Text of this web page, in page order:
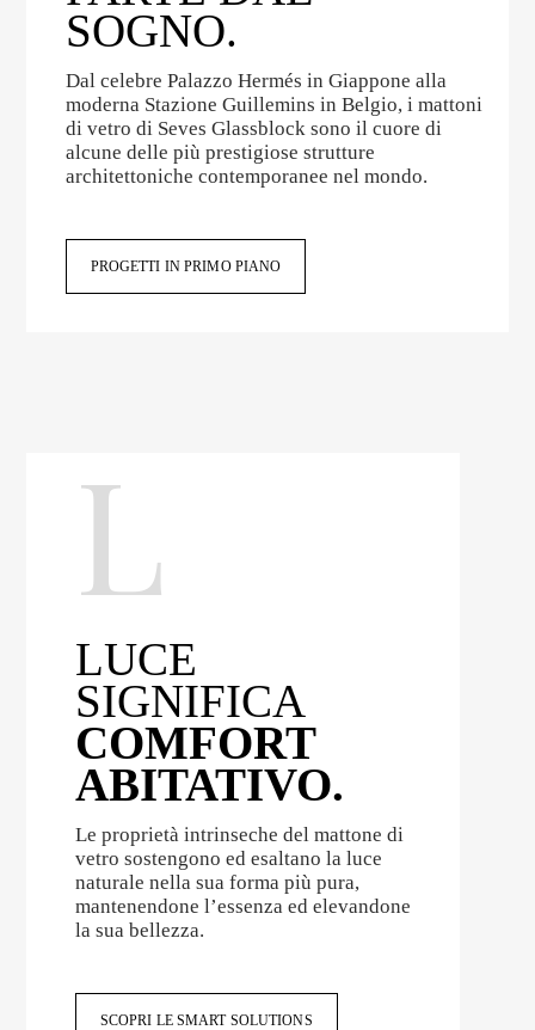
SOGNO.
Dal celebre Palazzo Hermés in Giappone alla
moderna Stazione Guillemins in Belgio, i mattoni
di vetro di Seves Glassblock sono il cuore di
alcune delle più prestigiose strutture
architettoniche contemporanee nel mondo.
PROGETTI IN PRIMO PIANO
L
LUCE
SIGNIFICA
COMFORT
ABITATIVO.
Le proprietà intrinseche del mattone di
vetro sostengono ed esaltano la luce
naturale nella sua forma più pura,
mantenendone l’essenza ed elevandone
la sua bellezza.
SCOPRI LE SMART SOLUTIONS